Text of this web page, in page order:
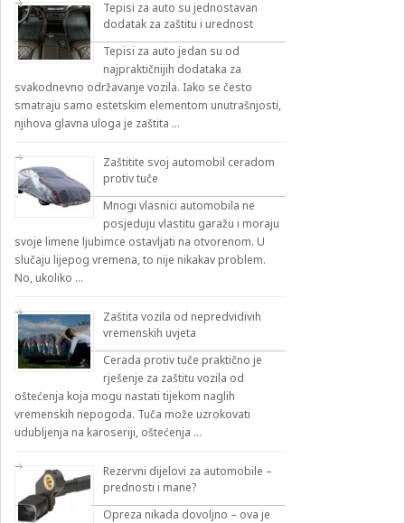
Tepisi za auto su jednostavan
dodatak za zaštitu i urednost
Tepisi za auto jedan su od
najpraktičnijih dodataka za
svakodnevno održavanje vozila. Iako se često
smatraju samo estetskim elementom unutrašnjosti,
njihova glavna uloga je zaštita …
Zaštitite svoj automobil ceradom
protiv tuče
Mnogi vlasnici automobila ne
posjeduju vlastitu garažu i moraju
svoje limene ljubimce ostavljati na otvorenom. U
slučaju lijepog vremena, to nije nikakav problem.
No, ukoliko …
Zaštita vozila od nepredvidivih
vremenskih uvjeta
Cerada protiv tuče praktično je
rješenje za zaštitu vozila od
oštećenja koja mogu nastati tijekom naglih
vremenskih nepogoda. Tuča može uzrokovati
udubljenja na karoseriji, oštećenja …
Rezervni dijelovi za automobile –
prednosti i mane?
Opreza nikada dovoljno – ova je